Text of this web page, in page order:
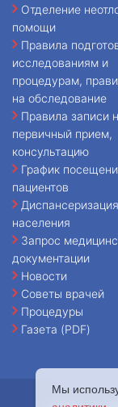
Отделение
помощи
Правила
исследованиям и
процедурам,
на обследование
Правила записи
первичный прием,
консультацию
График
пациентов
Диспансеризация
населения
Запрос
документации
Новости
Советы врачей
Процедуры
Газета (PDF)
Мы